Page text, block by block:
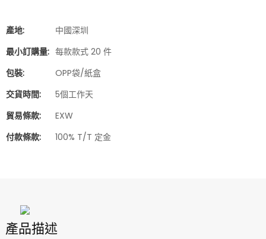
產地:
中國深圳
最小訂購量: 每款款式 20 件
包裝:
OPP袋/紙盒
交貨時間:
5個工作天
貿易條款:
EXW
付款條款:
100% T/T 定金
產品描述